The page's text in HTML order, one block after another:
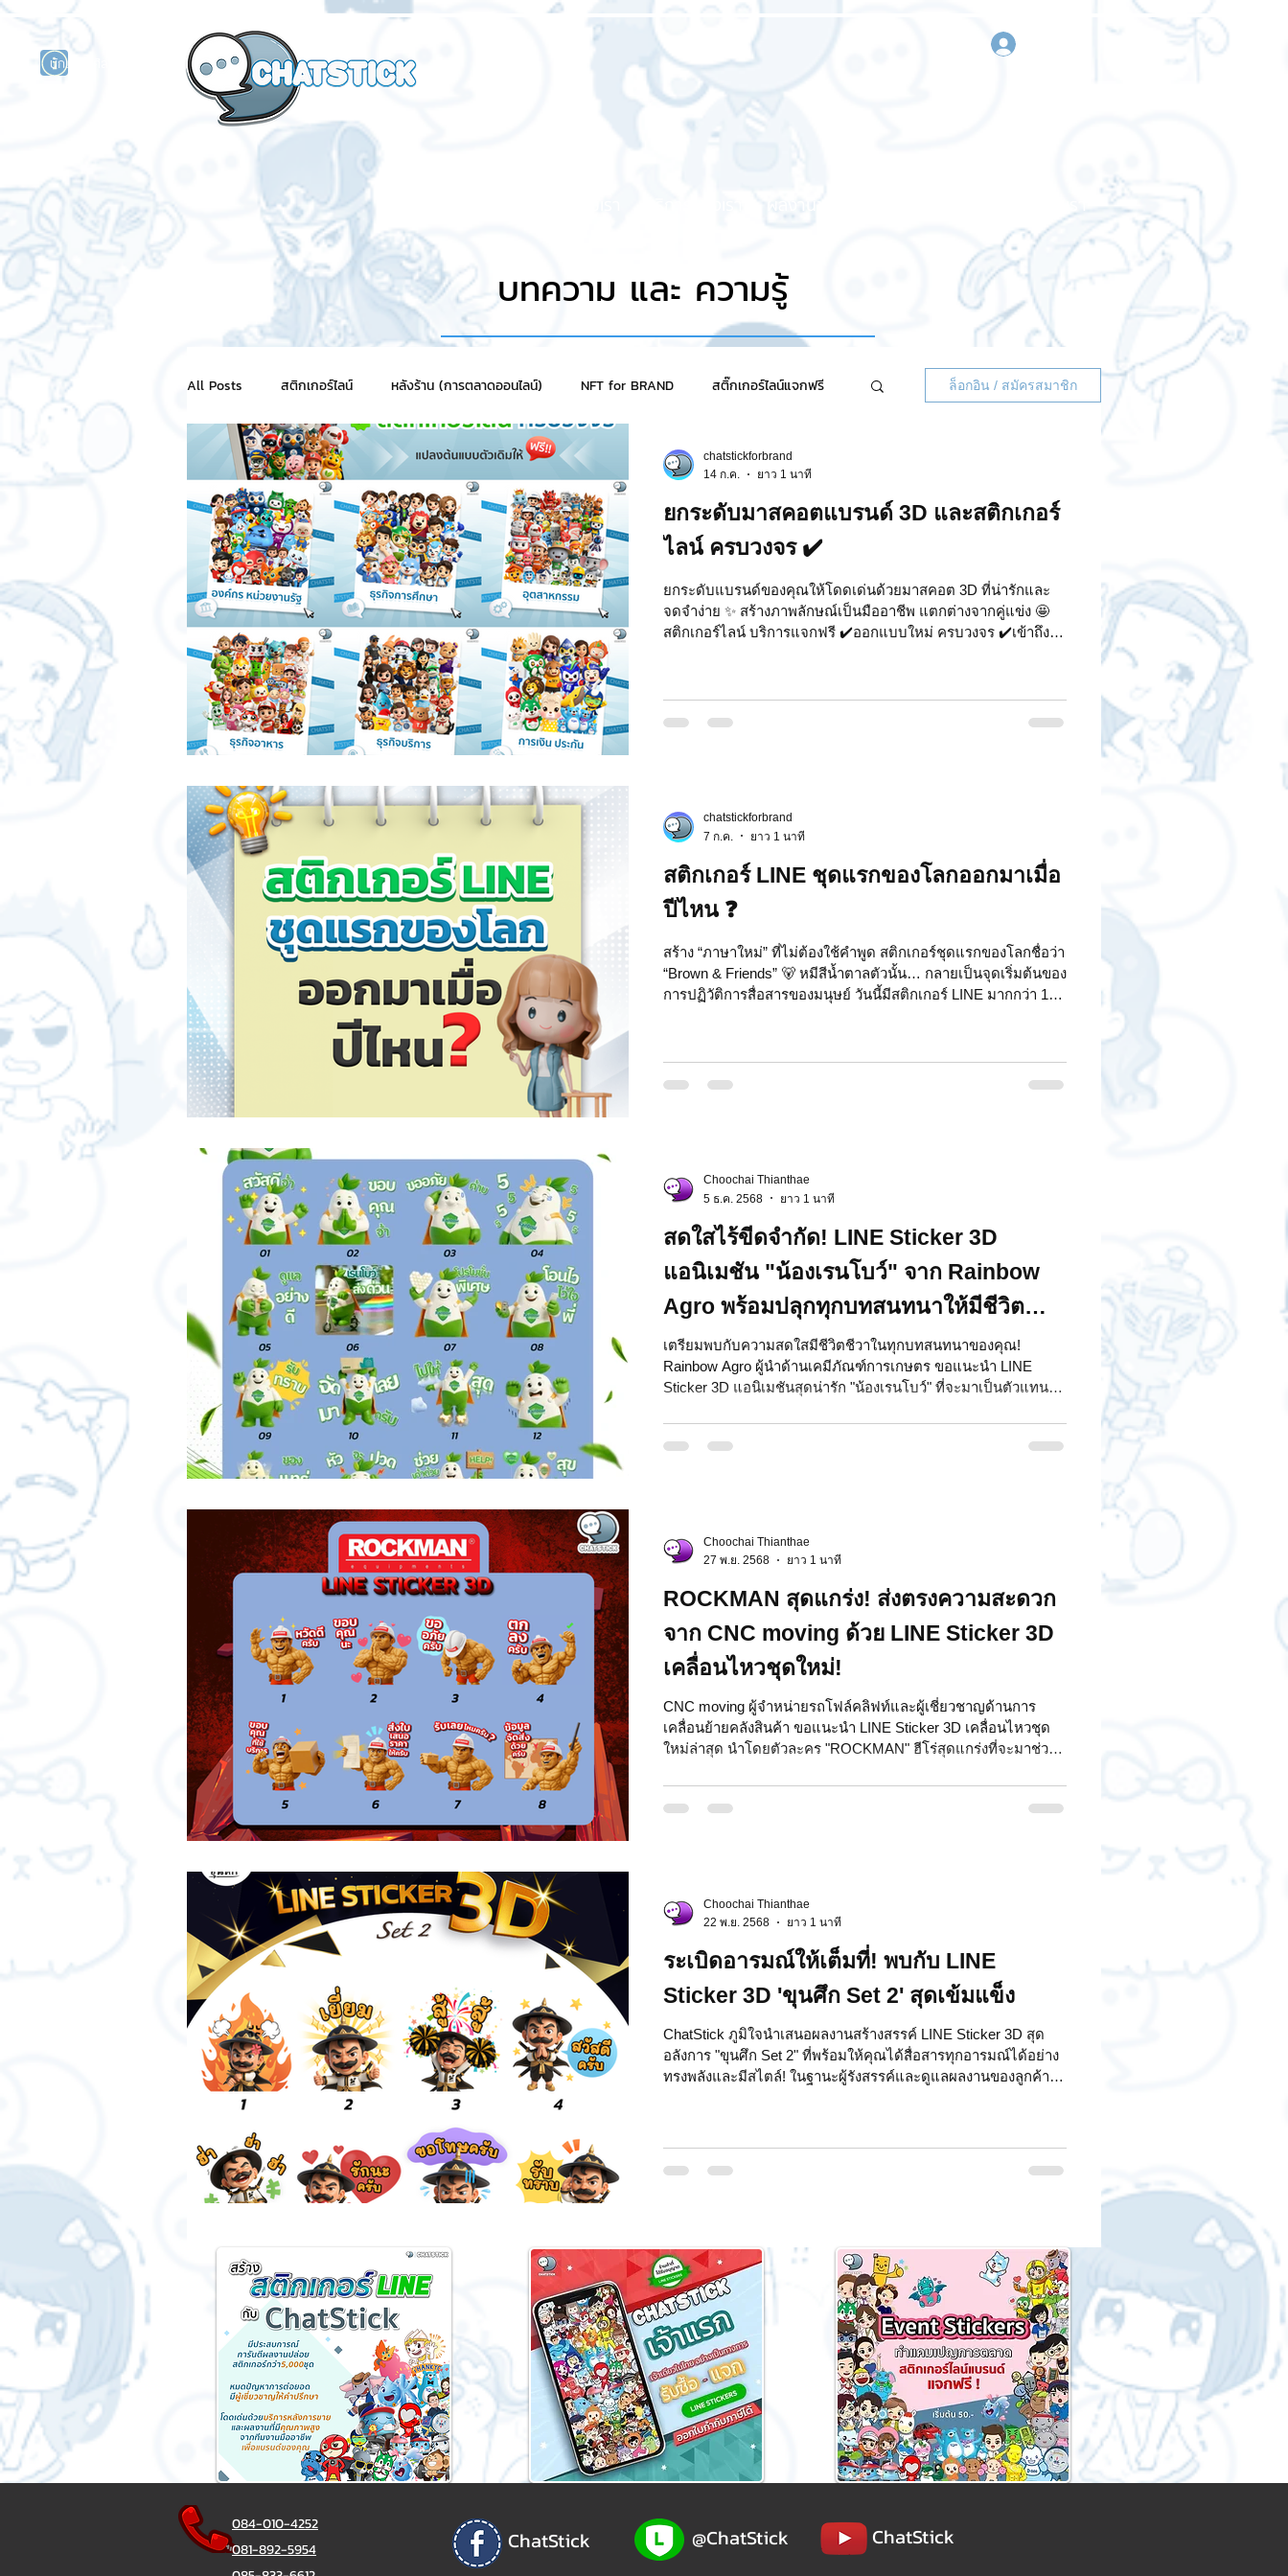
นักแสดงศิลปิน
ผลงานของเรา ติดต่อเรา
บทความ และ ความรู้
All Posts สติกเกอร์ไลน์ หลังร้าน (การตลาดออนไลน์) NFT for BRAND สติ๊กเกอร์ไลน์แจกฟรี
สติกเกอร์แชทสติ๊ค ChatStick Market Motion Graphic ความรู้ธุรกิจ
SME และ แฟรนไชส์ การเงินการลงทุน ภาวะผู้นำและการบริหาร LINE application
การออกแบบและดีไซน์ เทคนิคสาระ IT NFT และ Cryptocurrency รีวิวเกมส์จาก ChatStick
ChatStick NFT Collection Chat Bot เวบไซต์ รวมบริการ
ล็อกอิน / สมัครสมาชิก
ยกระดับมาสคอตแบรนด์ 3D และสติกเกอร์
ไลน์ ครบวงจร ✔️
ยกระดับแบรนด์ของคุณให้โดดเด่นด้วยมาสคอต 3D ที่น่ารักและ
จดจำง่าย ✨ สร้างภาพลักษณ์เป็นมืออาชีพ แตกต่างจากคู่แข่ง 🤩
สติกเกอร์ไลน์ บริการแจกฟรี ✔️ออกแบบใหม่ ครบวงจร ✔️เข้าถึง
เลย #ChatStick #มาสคอต3D #สติกเกอร์ไลน์ #สร้างแบรนด์
chatstickforbrand
14 ก.ค.
ยาว 1 นาที
สติกเกอร์ LINE ชุดแรกของโลกออกมาเมื่อ
ปีไหน ❓
สร้าง “ภาษาใหม่” ที่ไม่ต้องใช้คำพูด สติกเกอร์ชุดแรกของโลกชื่อว่า
“Brown & Friends” 🐻 หมีสีน้ำตาลตัวนั้น… กลายเป็นจุดเริ่มต้นของ
การปฏิวัติการสื่อสารของมนุษย์ วันนี้มีสติกเกอร์ LINE มากกว่า 1
24 ชั่วโมงแรกที่เปิดให้ใช้ มีคนส่งสติกเกอร์กันมากกว่า 1 ล้านครั้ง
chatstickforbrand
7 ก.ค.
ยาว 1 นาที
สดใสไร้ขีดจำกัด! LINE Sticker 3D
แอนิเมชัน "น้องเรนโบว์" จาก Rainbow
Agro พร้อมปลุกทุกบทสนทนาให้มีชีวิต
ชีวา!
เตรียมพบกับความสดใสมีชีวิตชีวาในทุกบทสนทนาของคุณ!
Rainbow Agro ผู้นำด้านเคมีภัณฑ์การเกษตร ขอแนะนำ LINE
Sticker 3D แอนิเมชันสุดน่ารัก "น้องเรนโบว์" ที่จะมาเป็นตัวแทนส่ง
รอยยิ้ม น้องเรนโบว์ถูกออกแบบมาอย่างพิถีพิถันในรูปแบบ 3D
เคลื่อนไหวได้ถึง 16 แอคชัน เพื่อตอบโจทย์ทุกอารมณ์และ
Choochai Thianthae
5 ธ.ค. 2568
ยาว 1 นาที
ROCKMAN สุดแกร่ง! ส่งตรงความสะดวก
จาก CNC moving ด้วย LINE Sticker 3D
เคลื่อนไหวชุดใหม่!
CNC moving ผู้จำหน่ายรถโฟล์คลิฟท์และผู้เชี่ยวชาญด้านการ
เคลื่อนย้ายคลังสินค้า ขอแนะนำ LINE Sticker 3D เคลื่อนไหวชุด
ใหม่ล่าสุด นำโดยตัวละคร "ROCKMAN" ฮีโร่สุดแกร่งที่จะมาช่วย
พูดที่สื่อถึงการทำงานและบริการของ CNC moving ได้อย่างลงตัว
สติกเกอร์ชุดนี้ออกแบบมาเพื่อตอบโจทย์ทั้งการใช้งานส่วนตัวและ
Choochai Thianthae
27 พ.ย. 2568
ยาว 1 นาที
ระเบิดอารมณ์ให้เต็มที่! พบกับ LINE
Sticker 3D 'ขุนศึก Set 2' สุดเข้มแข็ง
ChatStick ภูมิใจนำเสนอผลงานสร้างสรรค์ LINE Sticker 3D สุด
อลังการ "ขุนศึก Set 2" ที่พร้อมให้คุณได้สื่อสารทุกอารมณ์ได้อย่าง
ทรงพลังและมีสไตล์! ในฐานะผู้รังสรรค์และดูแลผลงานของลูกค้า
Choochai Thianthae
22 พ.ย. 2568
ยาว 1 นาที
084-010-4252
081-892-5954
ChatStick @ChatStick ChatStick